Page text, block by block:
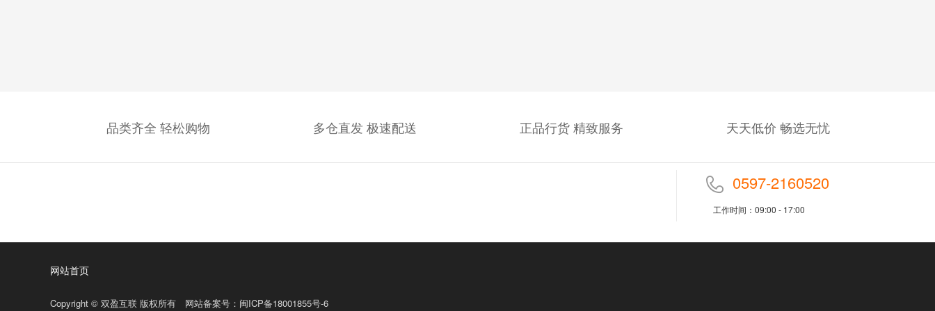
品类齐全 轻松购物 多仓直发 极速配送 正品行货 精致服务 天天低价 畅选无忧
0597-2160520
工作时间：09:00 - 17:00
网站首页
Copyright © 双盈互联 版权所有 网站备案号： 闽ICP备18001855号-6